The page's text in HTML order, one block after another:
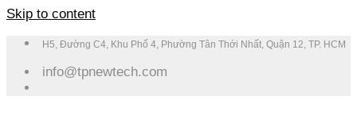
Skip to content
H5, Đường C4, Khu Phố 4, Phường Tân Thới Nhất, Quận 12, TP. HCM
info@tpnewtech.com